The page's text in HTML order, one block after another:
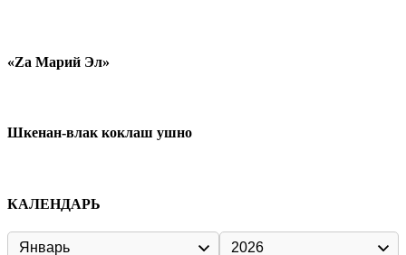
«Zа Марий Эл»
Шкенан-влак коклаш ушно
КАЛЕНДАРЬ